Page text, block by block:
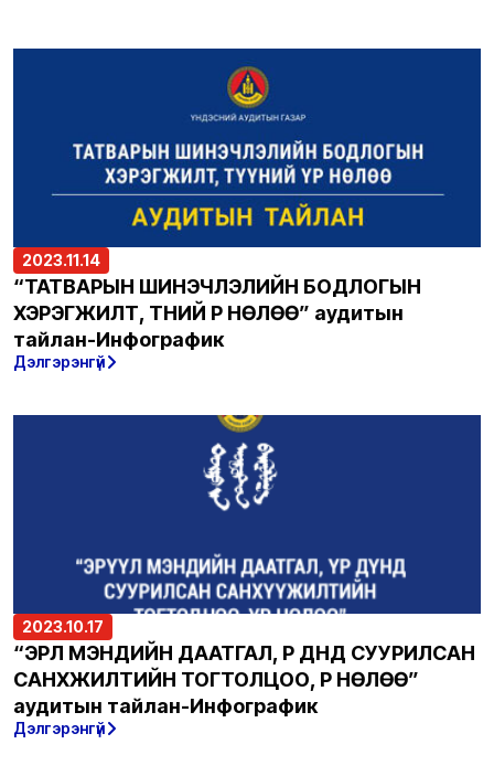
2023.11.14
“ТАТВАРЫН ШИНЭЧЛЭЛИЙН БОДЛОГЫН
ХЭРЭГЖИЛТ, ТҮҮНИЙ ҮР НӨЛӨӨ” аудитын
тайлан-Инфографик
Дэлгэрэнгүй
2023.10.17
“ЭРҮҮЛ МЭНДИЙН ДААТГАЛ, ҮР ДҮНД СУУРИЛСАН
САНХҮҮЖИЛТИЙН ТОГТОЛЦОО, ҮР НӨЛӨӨ”
аудитын тайлан-Инфографик
Дэлгэрэнгүй